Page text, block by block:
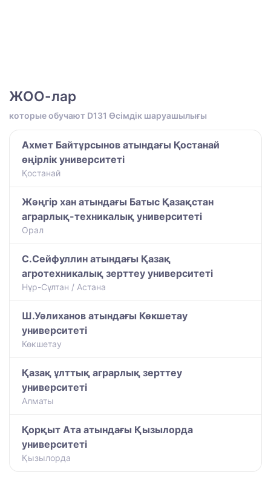
ЖОО-лар
которые обучают D131 Өсімдік шаруашылығы
Ахмет Байтұрсынов атындағы Қостанай
өңірлік университеті
Қостанай
Жәңгір хан атындағы Батыс Қазақстан
аграрлық-техникалық университеті
Орал
С.Сейфуллин атындағы Қазақ
агротехникалық зерттеу университеті
Нұр-Сұлтан / Астана
Ш.Уәлиханов атындағы Көкшетау
университетi
Көкшетау
Қазақ ұлттық аграрлық зерттеу
университеті
Алматы
Қорқыт Ата атындағы Қызылорда
университеті
Қызылорда